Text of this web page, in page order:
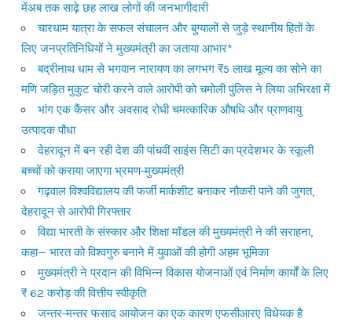
मेंअब तक साढ़े छह लाख लोगों की जनभागीदारी
चारधाम यात्रा के सफल संचालन और बुग्यालों से जुड़े स्थानीय हितों के
लिए जनप्रतिनिधियों ने मुख्यमंत्री का जताया आभार*
बद्रीनाथ धाम से भगवान नारायण का लगभग ₹5 लाख मूल्य का सोने का
मणि जड़ित मुकुट चोरी करने वाले आरोपी को चमोली पुलिस ने लिया अभिरक्षा में
भांग एक कैंसर और अवसाद रोधी चमत्कारिक औषधि और प्राणवायु
उत्पादक पौधा
देहरादून में बन रही देश की पांचवीं साइंस सिटी का प्रदेशभर के स्कूली
बच्चों को कराया जाएगा भ्रमण-मुख्यमंत्री
गढ़वाल विश्वविद्यालय की फर्जी मार्कशीट बनाकर नौकरी पाने की जुगत,
देहरादून से आरोपी गिरफ्तार
विद्या भारती के संस्कार और शिक्षा मॉडल की मुख्यमंत्री ने की सराहना,
कहा— भारत को विश्वगुरु बनाने में युवाओं की होगी अहम भूमिका
मुख्यमंत्री ने प्रदान की विभिन्न विकास योजनाओं एवं निर्माण कार्यों के लिए
₹ 62 करोड़ की वित्तीय स्वीकृति
जन्तर-मन्तर फसाद आयोजन का एक कारण एफसीआरए विधेयक है